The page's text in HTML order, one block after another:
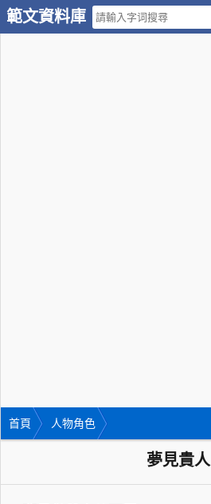
範文資料庫
首頁 人物角色
夢見貴人